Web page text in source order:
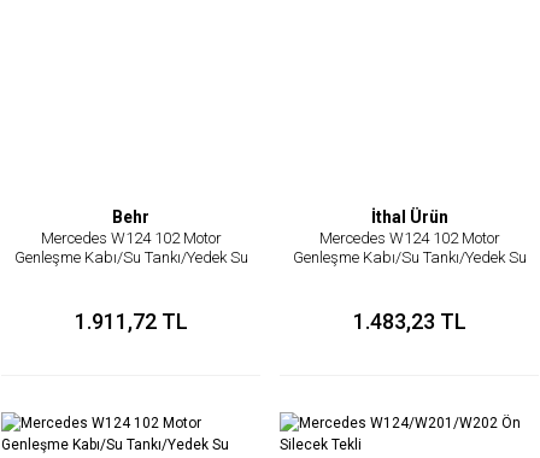
Behr
Mercedes W124 102 Motor
Genleşme Kabı/Su Tankı/Yedek Su
1.911,72 TL
İthal Ürün
Mercedes W124 102 Motor
Genleşme Kabı/Su Tankı/Yedek Su
1.483,23 TL